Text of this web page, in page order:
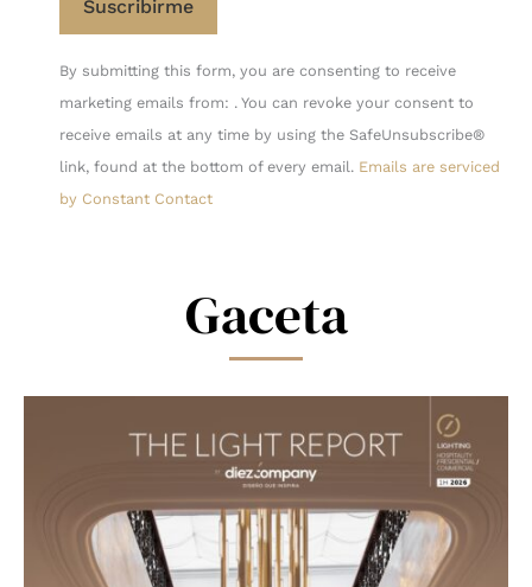
Constant
Contact
Use.
Please
leave
By submitting this form, you are consenting to receive
marketing emails from: . You can revoke your consent to
receive emails at any time by using the SafeUnsubscribe®
link, found at the bottom of every email. Emails are serviced
by Constant Contact
Gaceta